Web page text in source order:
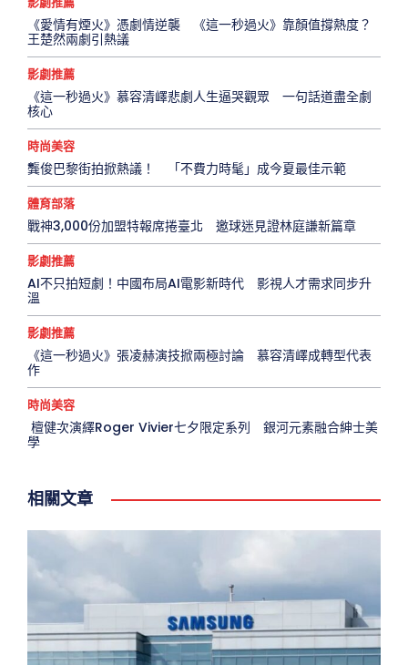
《愛情有煙火》憑劇情逆襲 《這一秒過火》靠顏值撐熱度？
王楚然兩劇引熱議
影劇推薦
《這一秒過火》慕容清嶧悲劇人生逼哭觀眾 一句話道盡全劇
核心
時尚美容
龔俊巴黎街拍掀熱議！ 「不費力時髦」成今夏最佳示範
體育部落
戰神3,000份加盟特報席捲臺北 邀球迷見證林庭謙新篇章
影劇推薦
AI不只拍短劇！中國布局AI電影新時代 影視人才需求同步升
溫
影劇推薦
《這一秒過火》張凌赫演技掀兩極討論 慕容清嶧成轉型代表
作
時尚美容
檀健次演繹Roger Vivier七夕限定系列 銀河元素融合紳士美
學
相關文章